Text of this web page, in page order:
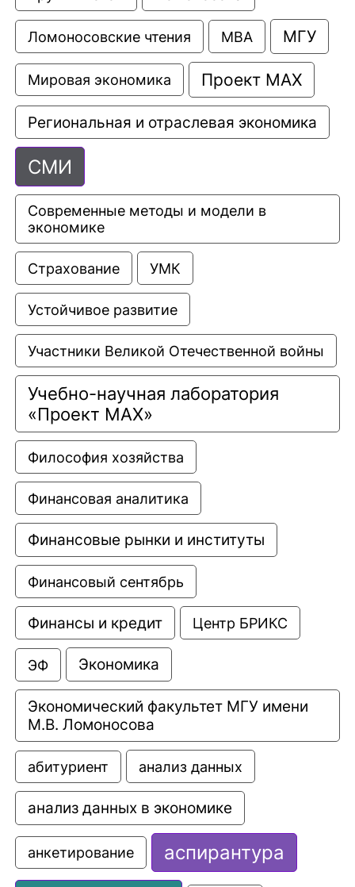
Ломоносовские чтения МВА МГУ
Мировая экономика Проект МАХ
Региональная и отраслевая экономика
СМИ
Современные методы и модели в
экономике
Страхование УМК
Устойчивое развитие
Участники Великой Отечественной войны
Учебно-научная лаборатория
«Проект МАХ»
Философия хозяйства
Финансовая аналитика
Финансовые рынки и институты
Финансовый сентябрь
Финансы и кредит Центр БРИКС
ЭФ Экономика
Экономический факультет МГУ имени
М.В. Ломоносова
абитуриент анализ данных
анализ данных в экономике
анкетирование аспирантура